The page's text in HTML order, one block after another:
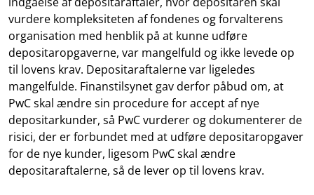
vurdere kompleksiteten af fondenes og forvalterens
organisation med henblik på at kunne udføre
depositaropgaverne, var mangelfuld og ikke levede op
til lovens krav. Depositaraftalerne var ligeledes
mangelfulde. Finanstilsynet gav derfor påbud om, at
PwC skal ændre sin procedure for accept af nye
depositarkunder, så PwC vurderer og dokumenterer de
risici, der er forbundet med at udføre depositaropgaver
for de nye kunder, ligesom PwC skal ændre
depositaraftalerne, så de lever op til lovens krav.